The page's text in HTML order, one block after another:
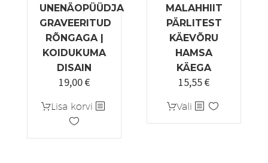
UNENÄOPÜÜDJA
GRAVEERITUD
RÕNGAGA |
KOIDUKUMA
DISAIN
19,00€
Lisa korvi
MALAHHIIT
PÄRLITEST
KÄEVÕRU
HAMSA
KÄEGA
15,55€
Vali Sellel
tootel